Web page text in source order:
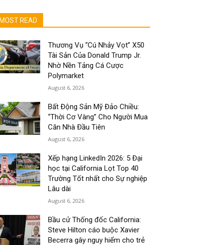
MOST READ
Thương Vụ “Cú Nhảy Vọt” X50
Tài Sản Của Donald Trump Jr.
Nhờ Nền Tảng Cá Cược
Polymarket
August 6, 2026
Bất Động Sản Mỹ Đảo Chiều:
“Thời Cơ Vàng” Cho Người Mua
Căn Nhà Đầu Tiên
August 6, 2026
Xếp hạng LinkedIn 2026: 5 Đại
học tại California Lọt Top 40
Trường Tốt nhất cho Sự nghiệp
Lâu dài
August 6, 2026
Bầu cử Thống đốc California:
Steve Hilton cáo buộc Xavier
Becerra gây nguy hiểm cho trẻ